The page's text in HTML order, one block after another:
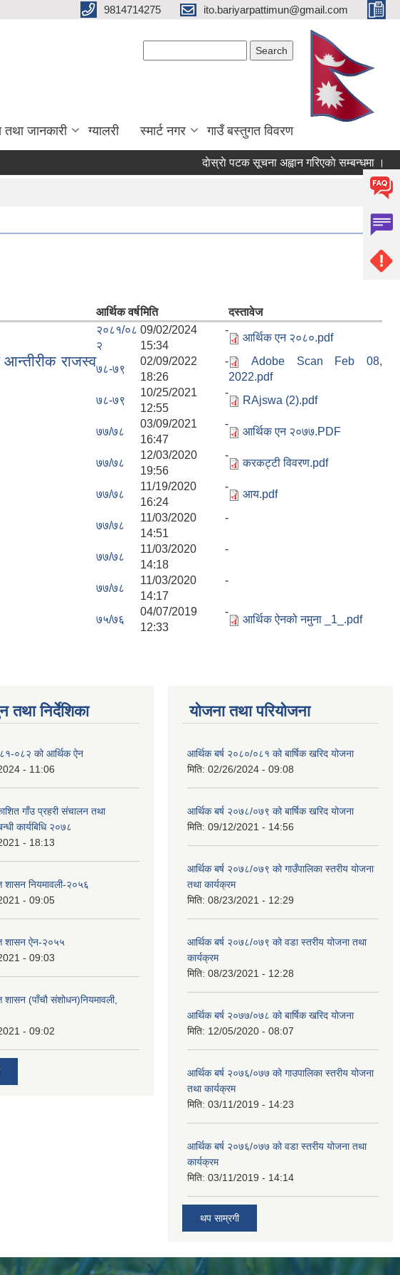
9814714275 ito.bariyarpattimun@gmail.com
जानकारी ग्यालरी स्मार्ट नगर गाउँ बस्तुगत विवरण
दाेस्राे पटक सूचना अह्वान गरिएकाे सम्बन्धमा ।
आर्थिक वर्षमिति दस्तावेज
२०८१/०८
२
09/02/2024 -
15:34
आर्थिक एन २०८०.pdf
आन्तीरीक राजस्व७८-७९
02/09/2022 -
18:26
Adobe Scan Feb 08,
2022.pdf
७८-७९
10/25/2021 -
12:55
RAjswa (2).pdf
७७/७८
03/09/2021 -
16:47
आर्थिक एन २०७७.PDF
७७/७८
12/03/2020 -
19:56
करकट्टी विवरण.pdf
७७/७८
11/19/2020 -
16:24
आय.pdf
७७/७८
11/03/2020 -
14:51
७७/७८
11/03/2020 -
14:18
७७/७८
11/03/2020 -
14:17
७५/७६
04/07/2019 -
12:33
आर्थिक ऐनको नमुना _1_.pdf
तथा निर्देशिका
०८२ को आर्थिक ऐन
- 11:06
गाँउ प्रहरी संचालन तथा
कार्यबिधि २०७८
- 18:13
शासन नियमावली-२०५६
- 09:05
शासन ए‍ेन-२०५५
- 09:03
शासन (पाँचौ संशोधन)नियमावली,
- 09:02
योजना तथा परियोजना
आर्थिक बर्ष २०८०/०८१ को बार्षिक खरिद योजना
मिति: 02/26/2024 - 09:08
आर्थिक बर्ष २०७८/०७९ को बार्षिक खरिद योजना
मिति: 09/12/2021 - 14:56
आर्थिक बर्ष २०७८/०७९ को गाउँपालिका स्तरीय योजना
तथा कार्यक्रम
मिति: 08/23/2021 - 12:29
आर्थिक बर्ष २०७८/०७९ को वडा स्तरीय योजना तथा
कार्यक्रम
मिति: 08/23/2021 - 12:28
आर्थिक बर्ष २०७७/०७८ को बार्षिक खरिद योजना
मिति: 12/05/2020 - 08:07
आर्थिक बर्ष २०७६/०७७ को गाउपालिका स्तरीय योजना
तथा कार्यक्रम
मिति: 03/11/2019 - 14:23
आर्थिक बर्ष २०७६/०७७ को वडा स्तरीय योजना तथा
कार्यक्रम
मिति: 03/11/2019 - 14:14
थप साम्रगी